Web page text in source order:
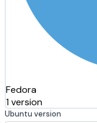
Fedora
1 version
Ubuntu version